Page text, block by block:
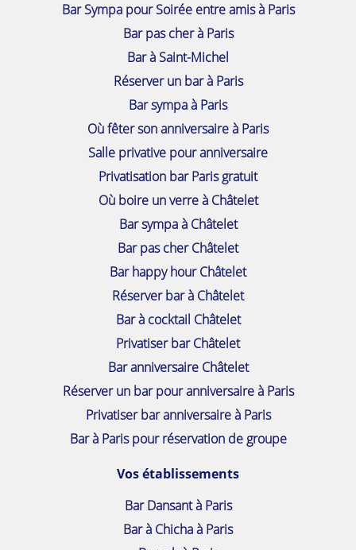
Bar Sympa pour Soirée entre amis à Paris
Bar pas cher à Paris
Bar à Saint-Michel
Réserver un bar à Paris
Bar sympa à Paris
Où fêter son anniversaire à Paris
Salle privative pour anniversaire
Privatisation bar Paris gratuit
Où boire un verre à Châtelet
Bar sympa à Châtelet
Bar pas cher Châtelet
Bar happy hour Châtelet
Réserver bar à Châtelet
Bar à cocktail Châtelet
Privatiser bar Châtelet
Bar anniversaire Châtelet
Réserver un bar pour anniversaire à Paris
Privatiser bar anniversaire à Paris
Bar à Paris pour réservation de groupe
Vos établissements
Bar Dansant à Paris
Bar à Chicha à Paris